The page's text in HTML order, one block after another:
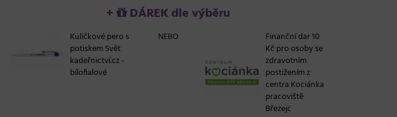
+ DÁREK dle výběru
Kuličkové pero s
potiskem Svět
kadeřnictví.cz -
bílofialové
NEBO
Finanční dar 10
Kč pro osoby se
zdravotním
postižením z
centra Kociánka
pracoviště
Březejc